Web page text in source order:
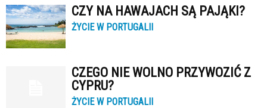
CZY NA HAWAJACH SĄ PAJĄKI?
ŻYCIE W PORTUGALII
CZEGO NIE WOLNO PRZYWOZIĆ Z
CYPRU?
ŻYCIE W PORTUGALII